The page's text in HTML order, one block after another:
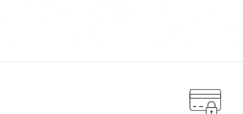
a sua oferta com vasos de vidro, chocolates